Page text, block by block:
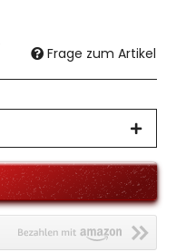
Frage zum Artikel